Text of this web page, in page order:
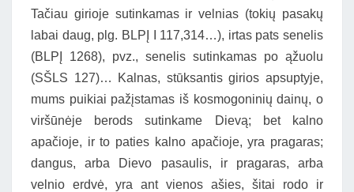
Tačiau girioje sutinkamas ir velnias (tokių pasakų
labai daug, plg. BLPĮ I 117,314…), irtas pats senelis
(BLPĮ 1268), pvz., senelis sutinkamas po ąžuolu
(SŠLS 127)… Kalnas, stūksantis girios apsuptyje,
mums puikiai pažįstamas iš kosmogoninių dainų, o
viršūnėje berods sutinkame Dievą; bet kalno
apačioje, ir to paties kalno apačioje, yra pragaras;
dangus, arba Dievo pasaulis, ir pragaras, arba
velnio erdvė, yra ant vienos ašies, šitai rodo ir